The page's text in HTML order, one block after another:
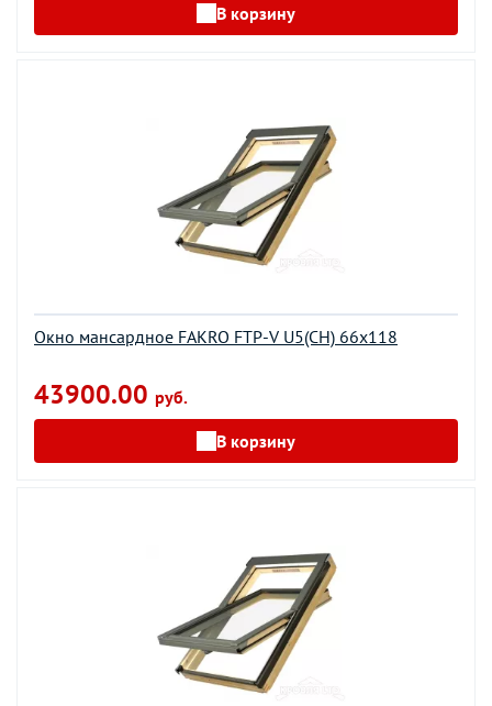
В корзину
Окно мансардное FAKRO FTP-V U5(CH) 66х118
43900.00 руб.
В корзину